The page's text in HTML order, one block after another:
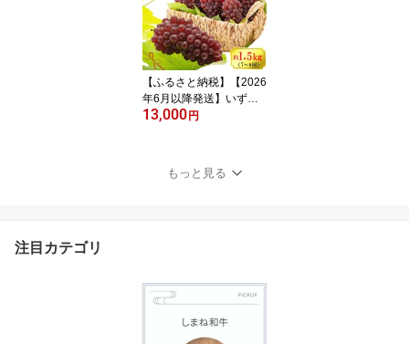
予約 お取り寄せ バラ
【ふるさと納税】【2026
年6月以降発送】いずも
ぶどうデラウェア 約1.5k
13,000 円
もっと見る
注目カテゴリ